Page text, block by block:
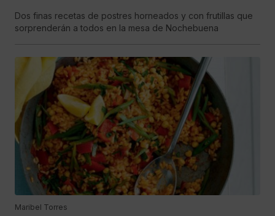
Dos finas recetas de postres horneados y con frutillas que
sorprenderán a todos en la mesa de Nochebuena
Maribel Torres